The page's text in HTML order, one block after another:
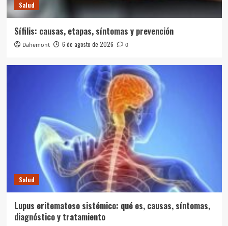
Salud
Sífilis: causas, etapas, síntomas y prevención
Dahemont 6 de agosto de 2026 0
Salud
Lupus eritematoso sistémico: qué es, causas, síntomas,
diagnóstico y tratamiento